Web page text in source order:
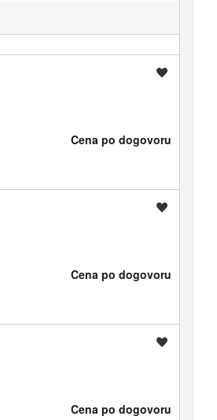
Cena po dogovoru
Cena po dogovoru
Cena po dogovoru